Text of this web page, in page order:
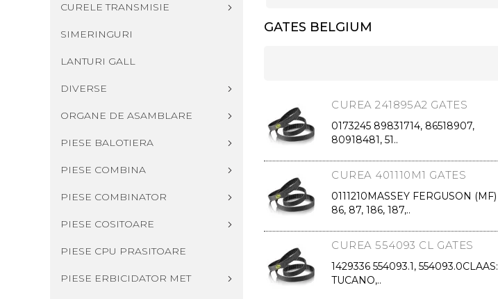
CURELE TRANSMISIE
SIMERINGURI
LANTURI GALL
DIVERSE
ORGANE DE ASAMBLARE
PIESE BALOTIERA
PIESE COMBINA
PIESE COMBINATOR
PIESE COSITOARE
PIESE CPU PRASITOARE
PIESE ERBICIDATOR MET
GATES BELGIUM
CUREA 241895A2 GATES
0173245 89831714, 86518907,
80918481, 51..
CUREA 401110M1 GATES
0111210MASSEY FERGUSON (MF)
86, 87, 186, 187,..
CUREA 554093 CL GATES
1429336 554093.1, 554093.0CLAAS:
TUCANO,..